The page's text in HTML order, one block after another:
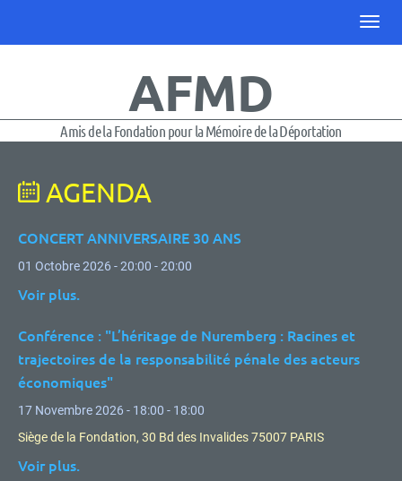
AFMD
Amis de la Fondation pour la Mémoire de la Déportation
AGENDA
CONCERT ANNIVERSAIRE 30 ANS
01 Octobre 2026 - 20:00 - 20:00
Voir plus.
Conférence : "L’héritage de Nuremberg : Racines et
trajectoires de la responsabilité pénale des acteurs
économiques"
17 Novembre 2026 - 18:00 - 18:00
Siège de la Fondation, 30 Bd des Invalides 75007 PARIS
Voir plus.